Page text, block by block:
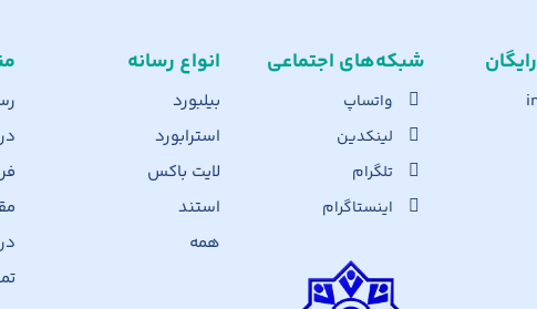
انواع رسانه
بیلبورد
استرابورد
لایت باکس
استند
همه
شبکه‌های اجت​ماعی
واتساپ
لینکدین
تلگرام
اینستاگرام